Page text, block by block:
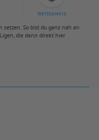
Wettbewerb
setzen. So bist du ganz nah an
die dann direkt hier